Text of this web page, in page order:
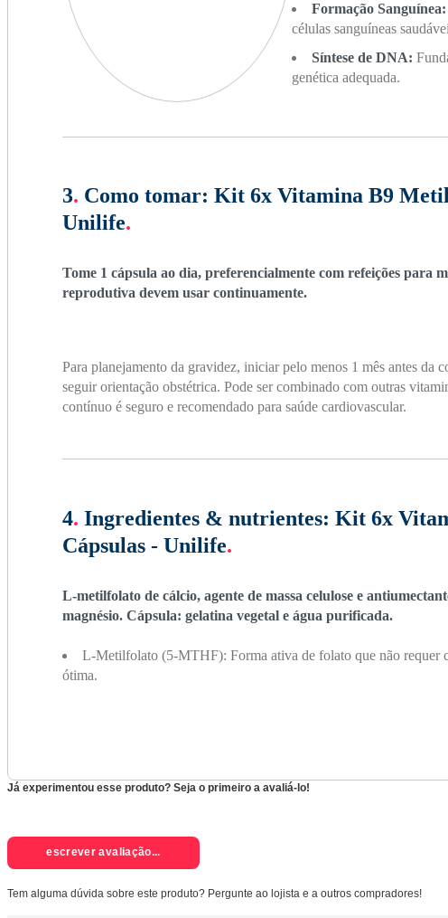
Formação
células sanguíneas
Síntese de DNA:
genética adequada.
3. Como tomar: Kit 6x Vitamina B9
Unilife.
Tome 1 cápsula ao dia, preferencialmente com refeições para
reprodutiva devem usar continuamente.
Para planejamento da gravidez, iniciar pelo menos 1 mês antes da
seguir orientação obstétrica. Pode ser combinado com outras
contínuo é seguro e recomendado para saúde cardiovascular.
4. Ingredientes & nutrientes: Kit 6x
Cápsulas - Unilife.
L-metilfolato de cálcio, agente de massa celulose e
magnésio. Cápsula: gelatina vegetal e água purificada.
L-Metilfolato (5-MTHF): Forma ativa de folato que não requer
ótima.
Já experimentou esse produto? Seja o primeiro a avaliá-lo!
escrever avaliação...
Tem alguma dúvida sobre este produto? Pergunte ao lojista e a outros compradores!